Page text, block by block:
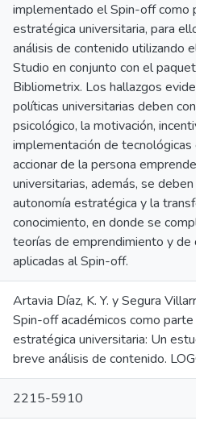
implementado el Spin-off como
estratégica universitaria, para ello
análisis de contenido utilizando el
Studio en conjunto con el
Bibliometrix. Los hallazgos
políticas universitarias deben
psicológico, la motivación,
implementación de tecnológicas
accionar de la persona
universitarias, además, se deben
autonomía estratégica y la
conocimiento, en donde se
teorías de emprendimiento y de
aplicadas al Spin-off.
Artavia Díaz, K. Y. y Segura
Spin-off académicos como parte
estratégica universitaria: Un
breve análisis de contenido.
2215-5910